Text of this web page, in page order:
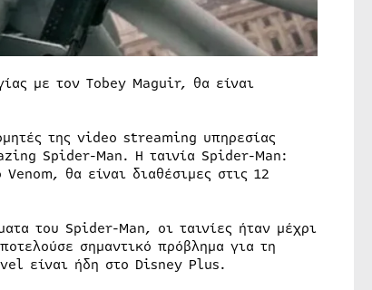
με τον Tobey Maguir, θα είναι
της video streaming υπηρεσίας
Spider-Man. Η ταινία Spider-Man:
θα είναι διαθέσιμες στις 12
του Spider-Man, οι ταινίες ήταν μέχρι
σημαντικό πρόβλημα για τη
είναι ήδη στο Disney Plus.